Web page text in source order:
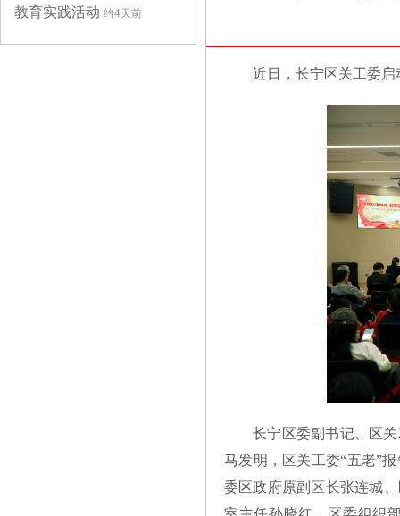
教育实践活动 约4天前
近日，长宁区关工委启
长宁区委副书记、区
马发明，区关工委“五老”
委区政府原副区长张连城